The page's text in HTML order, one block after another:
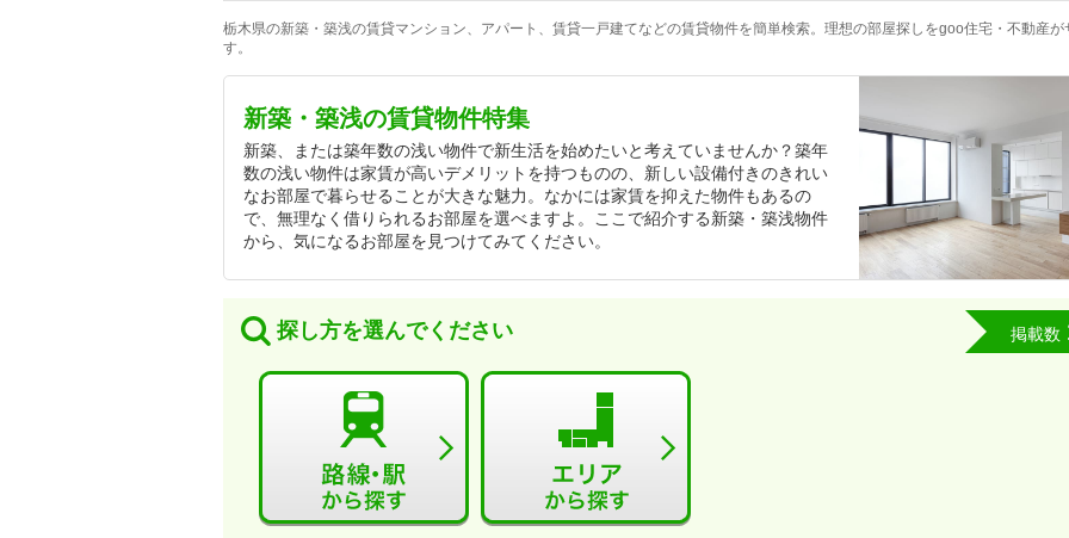
栃木県の新築・築浅の賃貸マンション、アパート、賃貸一戸建てなどの賃貸物件を簡単検索。理想の部屋探しをgoo住宅・不動産が
す。
新築・築浅の賃貸物件特集
新築、または築年数の浅い物件で新生活を始めたいと考えていませんか？築年
数の浅い物件は家賃が高いデメリットを持つものの、新しい設備付きのきれい
なお部屋で暮らせることが大きな魅力。なかには家賃を抑えた物件もあるの
で、無理なく借りられるお部屋を選べますよ。ここで紹介する新築・築浅物件
から、気になるお部屋を見つけてみてください。
探し方を選んでください 掲載数